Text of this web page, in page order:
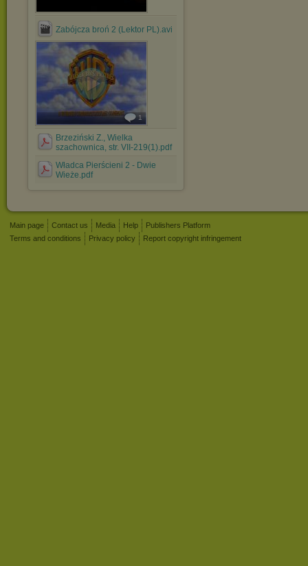
Zabójcza broń 2 (Lektor PL).avi
1
Brzeziński Z., Wielka
szachownica, str. VII-219(1).pdf
Władca Pierścieni 2 - Dwie
Wieże.pdf
Main page Contact us Media Help
Publishers Platform
Terms and conditions
Privacy policy Report copyright infringement